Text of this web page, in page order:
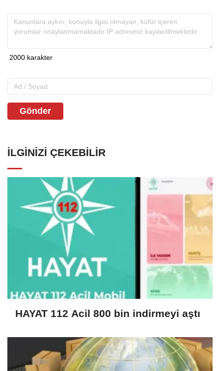
Gönder
İLGINIZI ÇEKEBILIR
HAYAT 112 Acil 800 bin indirmeyi aştı